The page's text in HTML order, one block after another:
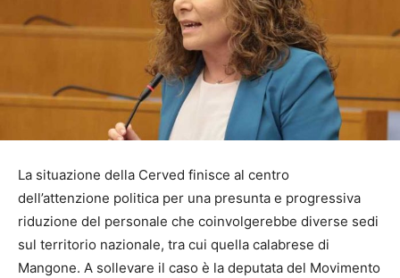
La situazione della Cerved finisce al centro
dell’attenzione politica per una presunta e progressiva
riduzione del personale che coinvolgerebbe diverse sedi
sul territorio nazionale, tra cui quella calabrese di
Mangone. A sollevare il caso è la deputata del Movimento